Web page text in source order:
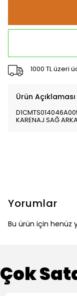
1000 TL üzeri
Ürün Açıklaması
KARENAJ SAĞ
Yorumlar
Bu ürün için henüz
Çok